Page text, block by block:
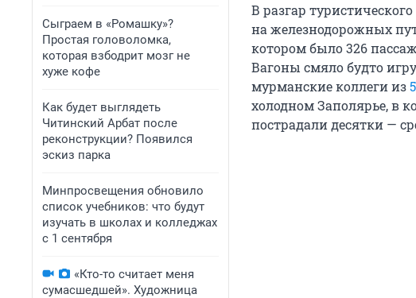
Сыграем в «Ромашку»?
Простая головоломка,
которая взбодрит мозг не
хуже кофе
Как будет выглядеть
Читинский Арбат после
реконструкции? Появился
эскиз парка
Минпросвещения обновило
список учебников: что будут
изучать в школах и колледжах
с 1 сентября
«Кто-то считает меня
сумасшедшей». Художница
В разгар
на железнодорожных
котором было 326
Вагоны смяло будто
мурманские коллеги из
холодном Заполярье, в
пострадали десятки —